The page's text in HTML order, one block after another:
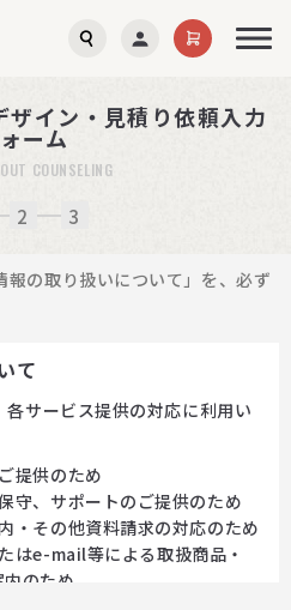
ザイン・見積り依頼入力
ーム
COUNSELING
2 3
報の取り扱いについて」を、必ず
て
サービス提供の対応に利用い
提供のため
守、サポートのご提供のため
・その他資料請求の対応のため
はe-mail等による取扱商品・
のため